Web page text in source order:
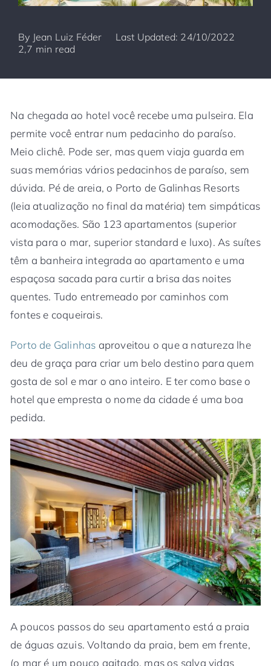
By Jean Luiz Féder
Last Updated: 24/10/2022
2,7 min read
Na chegada ao hotel você recebe uma pulseira. Ela
permite você entrar num pedacinho do paraíso.
Meio clichê. Pode ser, mas quem viaja guarda em
suas memórias vários pedacinhos de paraíso, sem
dúvida. Pé de areia, o Porto de Galinhas Resorts
(leia atualização no final da matéria) tem simpáticas
acomodações. São 123 apartamentos (superior
vista para o mar, superior standard e luxo). As suítes
têm a banheira integrada ao apartamento e uma
espaçosa sacada para curtir a brisa das noites
quentes. Tudo entremeado por caminhos com
fontes e coqueirais.
Porto de Galinhas aproveitou o que a natureza lhe
deu de graça para criar um belo destino para quem
gosta de sol e mar o ano inteiro. E ter como base o
hotel que empresta o nome da cidade é uma boa
pedida.
A poucos passos do seu apartamento está a praia
de águas azuis. Voltando da praia, bem em frente,
(o mar é um pouco agitado, mas os salva vidas